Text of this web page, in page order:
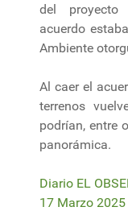
del proyecto
acuerdo
Ambiente
Al caer el
terrenos
podrían, entre
panorámica.
Diario EL
17 Marzo 2025